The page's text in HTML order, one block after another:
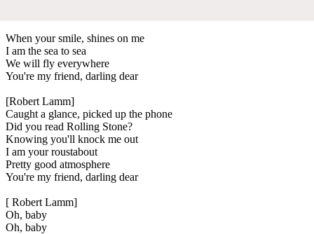
When your smile, shines on me
I am the sea to sea
We will fly everywhere
You're my friend, darling dear
[Robert Lamm]
Caught a glance, picked up the phone
Did you read Rolling Stone?
Knowing you'll knock me out
I am your roustabout
Pretty good atmosphere
You're my friend, darling dear
[ Robert Lamm]
Oh, baby
Oh, baby